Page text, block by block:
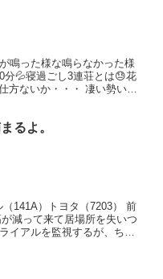
鳴った様な鳴らなかった様
分💦寝過ごし3連荘とは😓花
方ないか・・・ 凄い勢いで
るよ。
141A）トヨタ（7203） 前
減って来て居場所を失いつ
イアルを監視するが、ちょ